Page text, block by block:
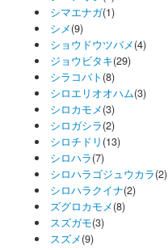
シマエナガ(1)
シメ(9)
ショウドウツバメ(4)
ジョウビタキ(29)
シラコバト (8)
シロエリオオハム(3)
シロカモメ(3)
シロガシラ(2)
シロチドリ (13)
シロハラ(7)
シロハラゴジュウカラ(2)
シロハラクイナ(2)
ズグロカモメ(8)
スズガモ(3)
スズメ(9)